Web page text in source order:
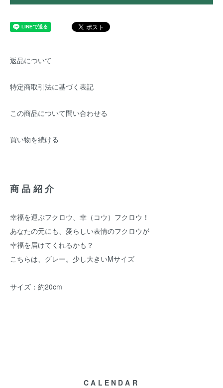
返品について
特定商取引法に基づく表記
この商品について問い合わせる
買い物を続ける
商品紹介
幸福を運ぶフクロウ、幸（コウ）フクロウ！
あなたの元にも、愛らしい表情のフクロウが
幸福を届けてくれるかも？
こちらは、グレー。少し大きいMサイズ
サイズ：約20cm
CALENDAR